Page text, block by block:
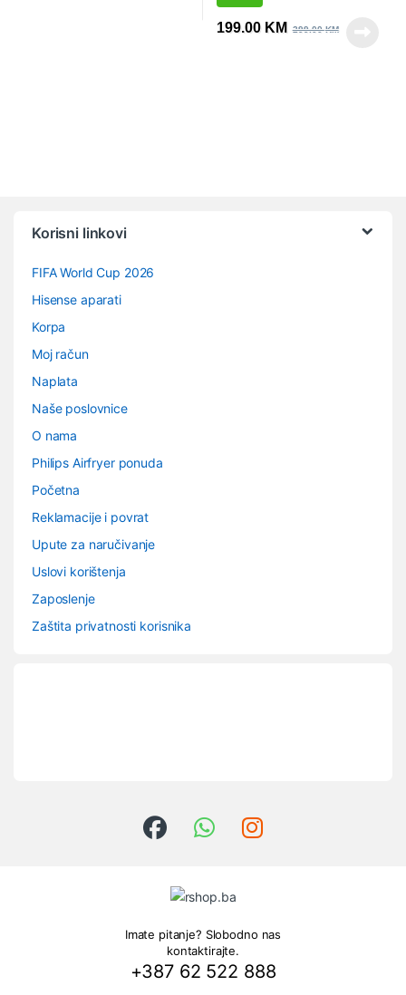
199.00 KM 299.00KM
Korisni linkovi
FIFA World Cup 2026
Hisense aparati
Korpa
Moj račun
Naplata
Naše poslovnice
O nama
Philips Airfryer ponuda
Početna
Reklamacije i povrat
Upute za naručivanje
Uslovi korištenja
Zaposlenje
Zaštita privatnosti korisnika
Imate pitanje? Slobodno nas
kontaktirajte.
+387 62 522 888